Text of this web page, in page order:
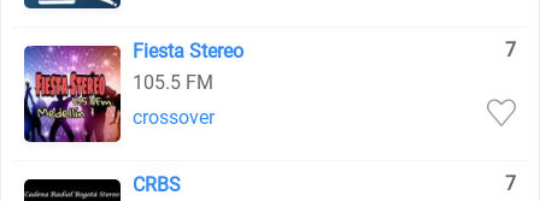
Fiesta Stereo
7
105.5 FM
crossover
CRBS
7